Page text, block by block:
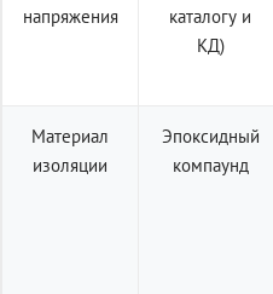
напряжения
каталогу и
КД)
Материал
изоляции
Эпоксидный
компаунд